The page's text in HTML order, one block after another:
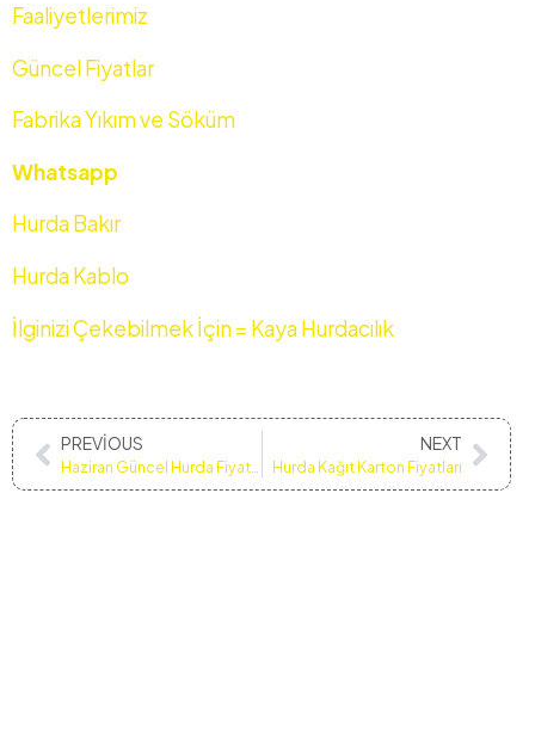
Faaliyetlerimiz
Güncel Fiyatlar
Fabrika Yıkım ve Söküm
Whatsapp
Hurda Bakır
Hurda Kablo
İlginizi Çekebilmek İçin = Kaya Hurdacılık
PREVIOUS NEXT
Hurda Kağıt Karton Fiyatları